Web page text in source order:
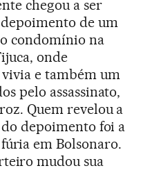
chegou a ser
de um
condomínio na
onde
e também um
pelo assassinato,
Quem revelou a
depoimento foi a
em Bolsonaro.
mudou sua